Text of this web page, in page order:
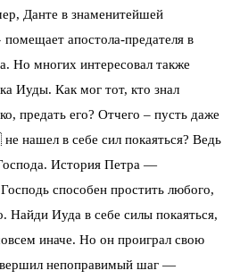
Данте в знаменитейшей
апостола-предателя в
Но многих интересовал также
Иуды. Как мог тот, кто знал
предать его? Отчего – пусть даже
нашел в себе сил покаяться? Ведь
История Петра —
способен простить любого,
Найди Иуда в себе силы покаяться,
иначе. Но он проиграл свою
непоправимый шаг —